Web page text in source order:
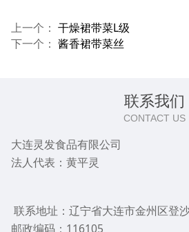
上一个： 干燥裙带菜L级
下一个： 酱香裙带菜丝
联系我们
CONTACT US
大连灵发食品有限公司
法人代表：黄平灵
联系地址：辽宁省大连市金州区登
邮政编码：116105